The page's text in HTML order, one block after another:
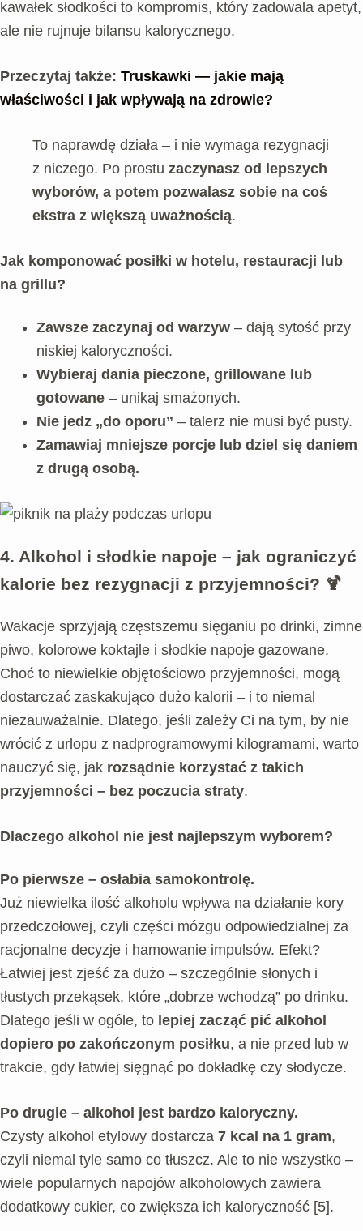
kawałek słodkości to kompromis, który zadowala apetyt,
ale nie rujnuje bilansu kalorycznego.
Przeczytaj także: Truskawki — jakie mają
właściwości i jak wpływają na zdrowie?
To naprawdę działa – i nie wymaga rezygnacji
z niczego. Po prostu zaczynasz od lepszych
wyborów, a potem pozwalasz sobie na coś
ekstra z większą uważnością.
Jak komponować posiłki w hotelu, restauracji lub
na grillu?
Zawsze zaczynaj od warzyw – dają sytość przy
niskiej kaloryczności.
Wybieraj dania pieczone, grillowane lub
gotowane – unikaj smażonych.
Nie jedz „do oporu” – talerz nie musi być pusty.
Zamawiaj mniejsze porcje lub dziel się daniem
z drugą osobą.
4. Alkohol i słodkie napoje – jak ograniczyć
kalorie bez rezygnacji z przyjemności? 🍹
Wakacje sprzyjają częstszemu sięganiu po drinki, zimne
piwo, kolorowe koktajle i słodkie napoje gazowane.
Choć to niewielkie objętościowo przyjemności, mogą
dostarczać zaskakująco dużo kalorii – i to niemal
niezauważalnie. Dlatego, jeśli zależy Ci na tym, by nie
wrócić z urlopu z nadprogramowymi kilogramami, warto
nauczyć się, jak rozsądnie korzystać z takich
przyjemności – bez poczucia straty.
Dlaczego alkohol nie jest najlepszym wyborem?
Po pierwsze – osłabia samokontrolę.
Już niewielka ilość alkoholu wpływa na działanie kory
przedczołowej, czyli części mózgu odpowiedzialnej za
racjonalne decyzje i hamowanie impulsów. Efekt?
Łatwiej jest zjeść za dużo – szczególnie słonych i
tłustych przekąsek, które „dobrze wchodzą” po drinku.
Dlatego jeśli w ogóle, to lepiej zacząć pić alkohol
dopiero po zakończonym posiłku, a nie przed lub w
trakcie, gdy łatwiej sięgnąć po dokładkę czy słodycze.
Po drugie – alkohol jest bardzo kaloryczny.
Czysty alkohol etylowy dostarcza 7 kcal na 1 gram,
czyli niemal tyle samo co tłuszcz. Ale to nie wszystko –
wiele popularnych napojów alkoholowych zawiera
dodatkowy cukier, co zwiększa ich kaloryczność [5].